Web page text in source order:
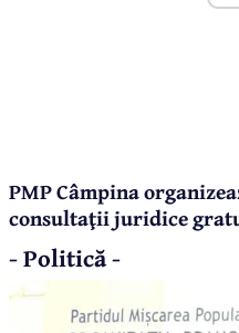
PMP Câmpina
consultaţii juridice
- Politică -